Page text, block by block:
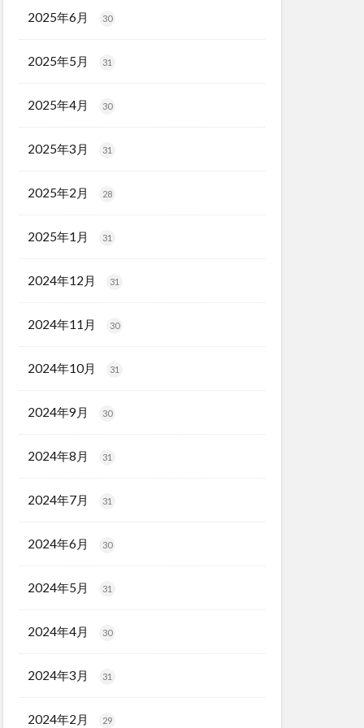
2025年6月 30
2025年5月 31
2025年4月 30
2025年3月 31
2025年2月 28
2025年1月 31
2024年12月 31
2024年11月 30
2024年10月 31
2024年9月 30
2024年8月 31
2024年7月 31
2024年6月 30
2024年5月 31
2024年4月 30
2024年3月 31
2024年2月 29